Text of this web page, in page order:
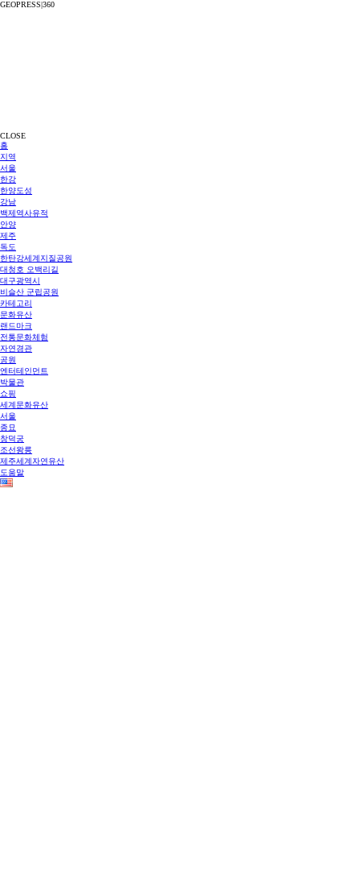
GEOPRESS|360
CLOSE
홈
지역
서울
한강
한양도성
강남
백제역사유적
안양
제주
독도
한탄강세계지질공원
대청호 오백리길
대구광역시
비슬산 군립공원
카테고리
문화유산
랜드마크
전통문화체험
자연경관
공원
엔터테인먼트
박물관
쇼핑
세계문화유산
서울
종묘
창덕궁
조선왕릉
제주세계자연유산
도움말